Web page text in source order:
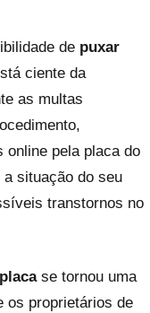
de puxar
ciente da
as multas
online pela placa do
situação do seu
transtornos no
se tornou uma
os proprietários de